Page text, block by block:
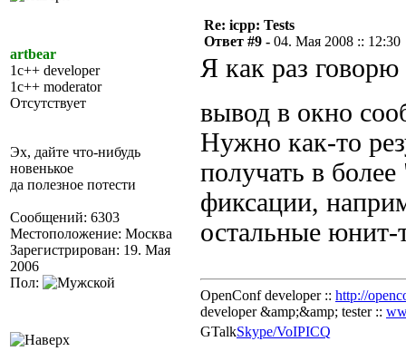
artbear
1c++ developer
1c++ moderator
Отсутствует
Эх, дайте что-нибудь
новенькое
да полезное потести
Сообщений: 6303
Местоположение: Москва
Зарегистрирован: 19. Мая
2006
Пол:
Re: icpp: Tests
Ответ #9 - 04. Мая 2008 :: 12:30
Я как раз
вывод в окно
Нужно как-то
получать в
фиксации,
остальные юнит-
OpenConf developer :: http://
developer &amp;&amp; tester ::
GTalkSkype/VoIPICQ